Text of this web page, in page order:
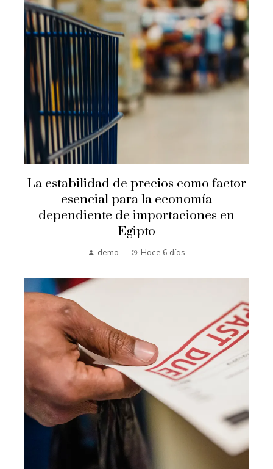
La estabilidad de precios como factor
esencial para la economía
dependiente de importaciones en
Egipto
demo Hace 6 días